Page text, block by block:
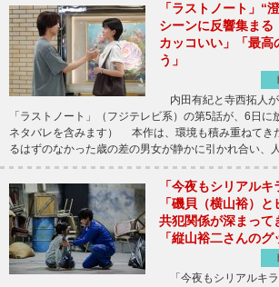
「ラストノート」“
シーンに反響集まる
カッコいい」「最高
う」
内田有紀と寺西拓人
「ラストノート」（フジテレビ系）の第5話が、6日に
ネタバレを含みます） 本作は、環境も積み重ねてき
るはずのなかった歳の差の男女が静かに引かれ合い、
「今夜もシリアルキ
「磯貝（横山裕）
共犯関係が深まって
「縦山裕二さんのグ
「今夜もシリアルキ